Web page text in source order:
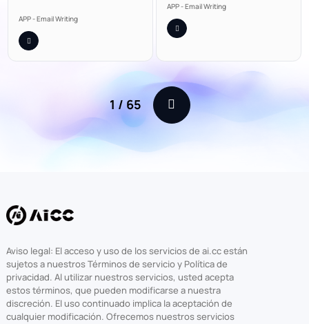
APP - Email Writing
APP - Email Writing
1 / 65
Aviso legal: El acceso y uso de los servicios de ai.cc están
sujetos a nuestros Términos de servicio y Política de
privacidad. Al utilizar nuestros servicios, usted acepta
estos términos, que pueden modificarse a nuestra
discreción. El uso continuado implica la aceptación de
cualquier modificación. Ofrecemos nuestros servicios